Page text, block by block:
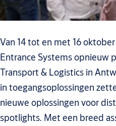
Van 14 tot en met 16
Entrance Systems opnieuw
Transport & Logistics in
in toegangsoplossingen
nieuwe oplossingen voor
spotlights. Met een breed